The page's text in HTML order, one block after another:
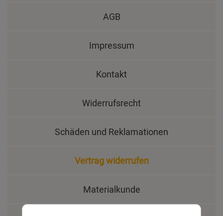
AGB
Impressum
Kontakt
Widerrufsrecht
Schäden und Reklamationen
Vertrag widerrufen
Materialkunde